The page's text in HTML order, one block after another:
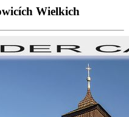
Wielkich